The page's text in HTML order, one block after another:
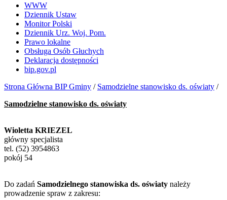
WWW
Dziennik Ustaw
Monitor Polski
Dziennik Urz. Woj. Pom.
Prawo lokalne
Obsługa Osób Głuchych
Deklaracja dostępności
bip.gov.pl
Strona Główna BIP Gminy / Samodzielne stanowisko ds. oświaty /
Samodzielne stanowisko ds. oświaty
Wioletta KRIEZEL
główny specjalista
tel. (52) 3954863
pokój 54
Do zadań Samodzielnego stanowiska ds. oświaty należy
prowadzenie spraw z zakresu: